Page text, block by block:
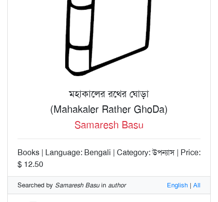
মহাকালের রথের ঘোড়া
(Mahakaler Rather GhoDa)
Samaresh Basu
Books | Language: Bengali | Category: উপন্যাস | Price:
$ 12.50
Searched by Samaresh Basuin author English | All